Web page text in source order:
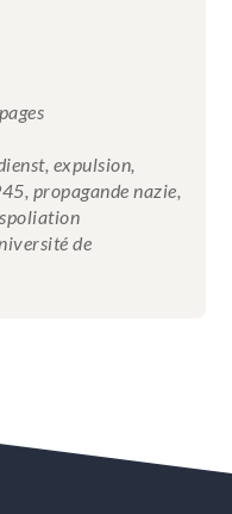
expulsion,
propagande nazie,
de